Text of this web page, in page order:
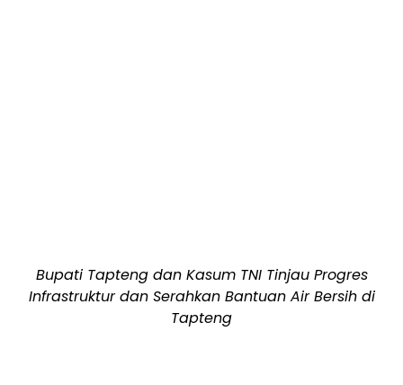
Bupati Tapteng dan Kasum TNI Tinjau Progres
Infrastruktur dan Serahkan Bantuan Air Bersih di
Tapteng